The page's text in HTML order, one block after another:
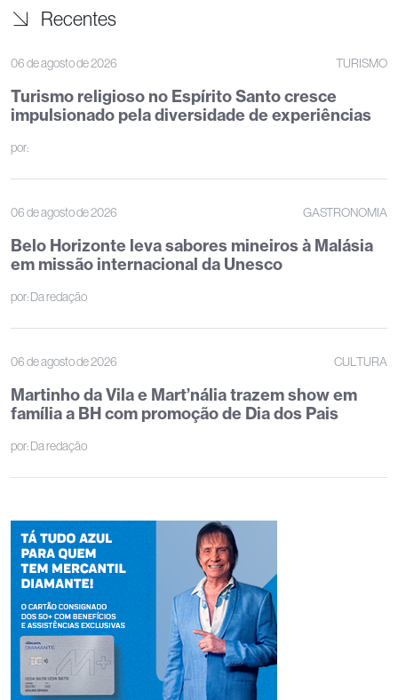
Recentes
06 de agosto de 2026 TURISMO
Turismo religioso no Espírito Santo cresce
impulsionado pela diversidade de experiências
por:
06 de agosto de 2026 GASTRONOMIA
Belo Horizonte leva sabores mineiros à Malásia
em missão internacional da Unesco
por:Da redação
06 de agosto de 2026 CULTURA
Martinho da Vila e Mart’nália trazem show em
família a BH com promoção de Dia dos Pais
por:Da redação